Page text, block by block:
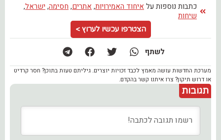
כתבות נוספות על איחוד האמירויות, אתרים, חסימה, ישראל,
שיחות
הצטרפו עכשיו לערוץ >
לשתף
מערכת החדשות עושה מאמץ לכבד זכויות יוצרים. גיליתם טעות בתוכן? חסר קרדיט
או דרוש תיקון? צרו איתנו קשר בהקדם.
תגובות